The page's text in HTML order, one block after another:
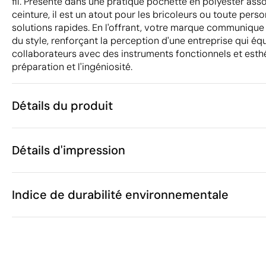
ceinture, il est un atout pour les bricoleurs ou toute
solutions rapides. En l'offrant, votre marque
du style, renforçant la perception d'une entreprise qui
collaborateurs avec des instruments fonctionnels et
préparation et l'ingéniosité.
Détails du produit
Caractéristiques
Code du produit
Poids
560 g
Matière
Acier
Détails d'impression
Indice de durabilité environnementale